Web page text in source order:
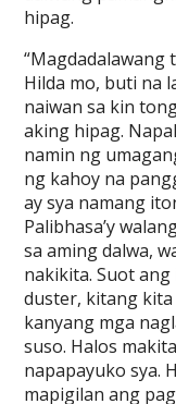
hipag.
“Magdadalawang
Hilda mo, buti na
naiwan sa kin
aking hipag.
namin ng
ng kahoy na
ay sya namang
Palibhasa’y
sa aming dalwa,
nakikita. Suot
duster, kitang
kanyang mga
suso. Halos
napapayuko sya.
mapigilan ang